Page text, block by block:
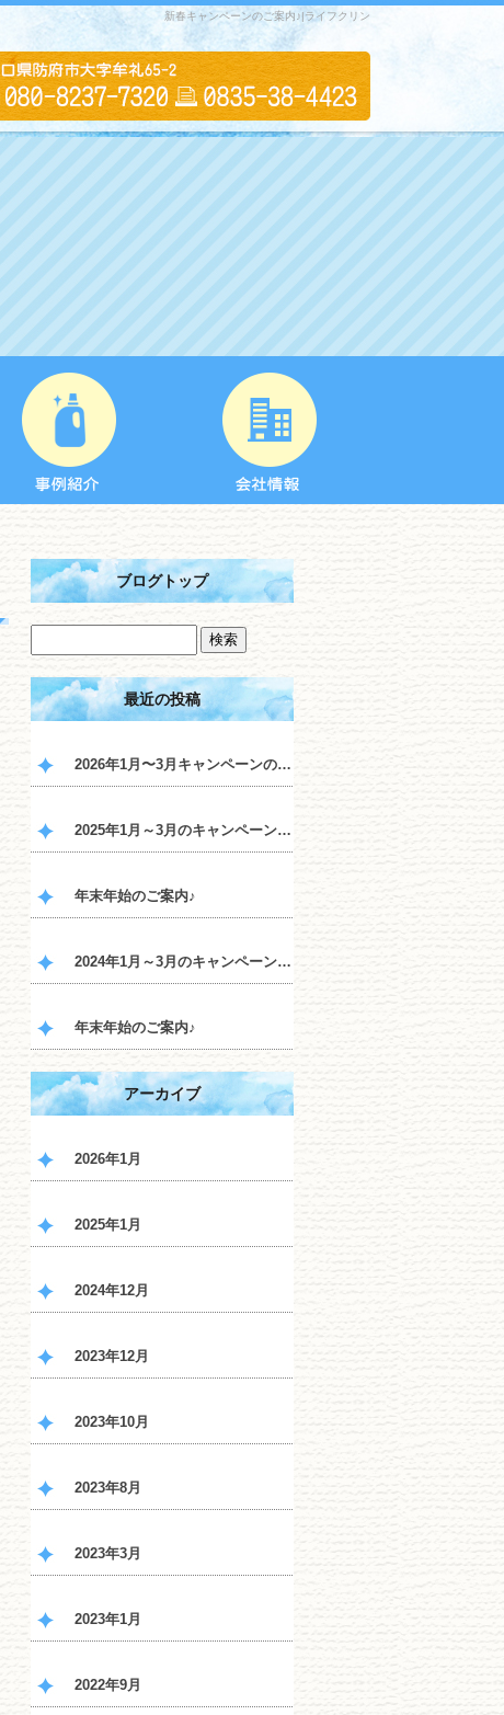
新春キャンペーンのご案内♪|ライフクリン
ブログトップ
最近の投稿
2026年1月〜3月キャンペーンのご案内♪
2025年1月～3月のキャンペーンのご案内♪
年末年始のご案内♪
2024年1月～3月のキャンペーンのご案内♪
年末年始のご案内♪
アーカイブ
2026年1月
2025年1月
2024年12月
2023年12月
2023年10月
2023年8月
2023年3月
2023年1月
2022年9月